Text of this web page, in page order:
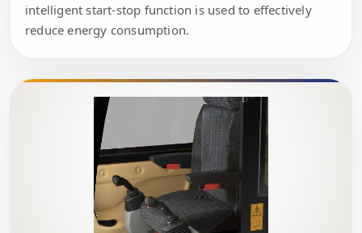
intelligent start-stop function is used to effectively
reduce energy consumption.